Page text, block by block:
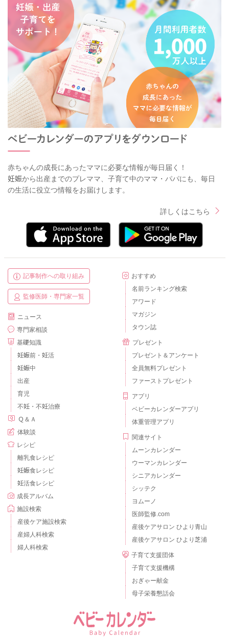
赤ちゃんの成長にあったママに必要な情報が毎日届く！
妊娠から出産までのプレママ、子育て中のママ・パパにも、毎日
の生活に役立つ情報をお届けします。
詳しくはこちら
記事制作への取り組み
監修医師・専門家一覧
ニュース
専門家相談
基礎知識
妊娠前・妊活
妊娠中
出産
育児
不妊・不妊治療
Ｑ＆Ａ
体験談
レシピ
離乳食レシピ
妊娠食レシピ
妊活食レシピ
成長アルバム
施設検索
産後ケア施設検索
産婦人科検索
婦人科検索
おすすめ
名前ランキング検索
アワード
マガジン
タウン誌
プレゼント
プレゼント＆アンケート
全員無料プレゼント
ファーストプレゼント
アプリ
ベビーカレンダーアプリ
体重管理アプリ
関連サイト
ムーンカレンダー
ウーマンカレンダー
シニアカレンダー
シッテク
ヨムーノ
医師監修.com
産後ケアサロン ひより青山
産後ケアサロン ひより芝浦
子育て支援団体
子育て支援機構
おぎゃー献金
母子栄養懇話会